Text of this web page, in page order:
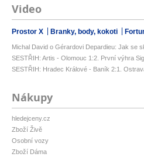
Video
Prostor X Branky, body, kokoti
Michal David o Gérardovi Depardieu: Jak se
SESTŘIH: Artis - Olomouc 1:2. První výhra
SESTŘIH: Hradec Králové - Baník 2:1.
Nákupy
hledejceny.cz
Zboží Živě
Osobní vozy
Zboží Dáma